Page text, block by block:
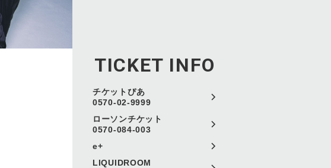
TICKET INFO
チケットぴあ
0570-02-9999
ローソンチケット
0570-084-003
e+
LIQUIDROOM